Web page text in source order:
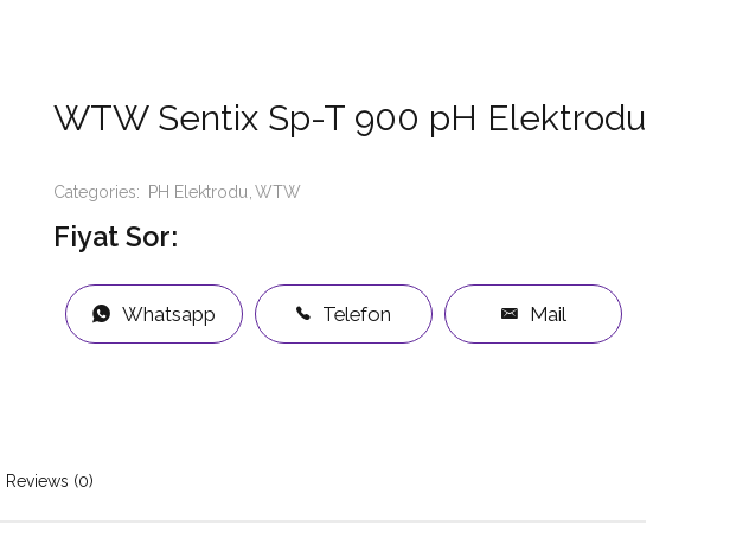
WTW Sentix Sp-T 900 pH Elektrodu
Categories: PH Elektrodu WTW
Fiyat Sor:
Whatsapp Telefon Mail
Reviews (0)